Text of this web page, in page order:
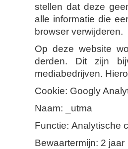
stellen dat deze
alle informatie die
browser verwijderen.
Op deze website
derden. Dit zijn
mediabedrijven.
Cookie: Googly
Naam: _utma
Functie: Analytische
Bewaartermijn: 2 jaar